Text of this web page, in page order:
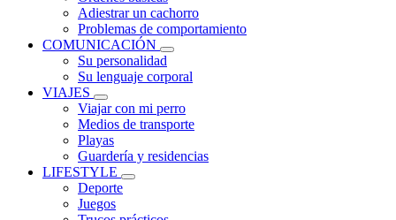
Adiestrar un cachorro
Problemas de comportamiento
COMUNICACIÓN
Su personalidad
Su lenguaje corporal
VIAJES
Viajar con mi perro
Medios de transporte
Playas
Guardería y residencias
LIFESTYLE
Deporte
Juegos